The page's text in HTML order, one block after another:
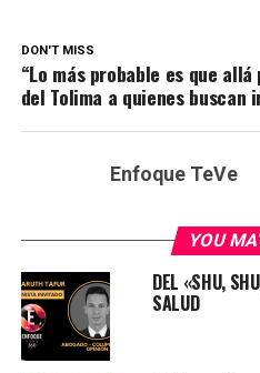
DON'T MISS
“Lo más probable es que
del Tolima a quienes buscan
Enfoque TeVe
YOU
DEL «SHU,
SALUD